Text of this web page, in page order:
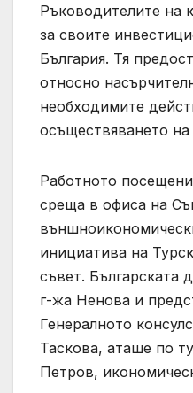
Ръководителите на
за своите
България. Тя
относно
необходимите
осъществяването на
Работното
среща в офиса на
инициатива на
съвет. Българската
г-жа Ненова и
Генералното
Таскова, аташе по
Петров,